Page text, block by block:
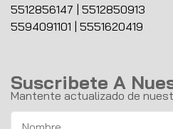
5512856147
5512850913
5594091101
5551620419
Suscribete A
Mantente actualizado de